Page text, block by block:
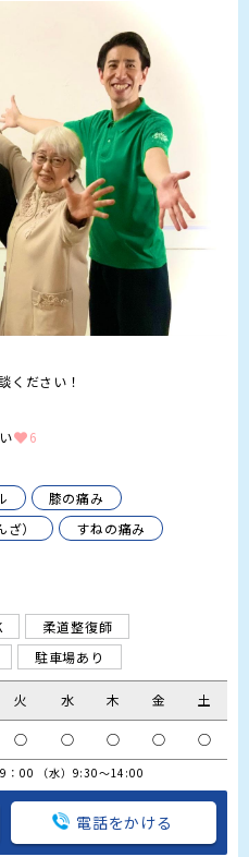
ください！
6
膝の痛み
）
すねの痛み
柔道整復師
駐車場あり
火 水 木 金 土
○ ○ ○ ○ ○
：00 （水）9:30〜14:00
電話をかける